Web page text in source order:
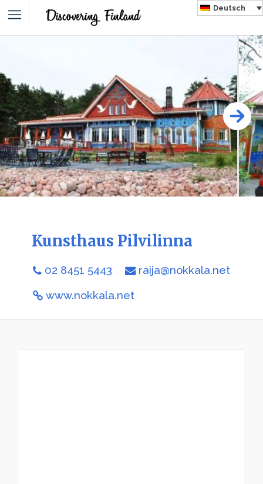
Deutsch
Kunsthaus Pilvilinna
02 8451 5443 raija@nokkala.net
www.nokkala.net